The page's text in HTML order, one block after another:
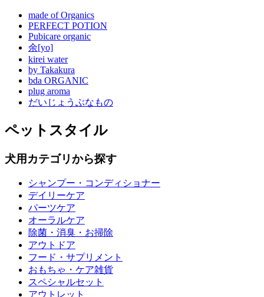
made of Organics
PERFECT POTION
Pubicare organic
余[yo]
kirei water
by Takakura
bda ORGANIC
plug aroma
だいじょうぶなもの
ペットスタイル
犬用カテゴリから探す
シャンプー・コンディショナー
デイリーケア
パーツケア
オーラルケア
除菌・消臭・お掃除
アウトドア
フード・サプリメント
おもちゃ・ケア雑貨
スペシャルセット
アウトレット